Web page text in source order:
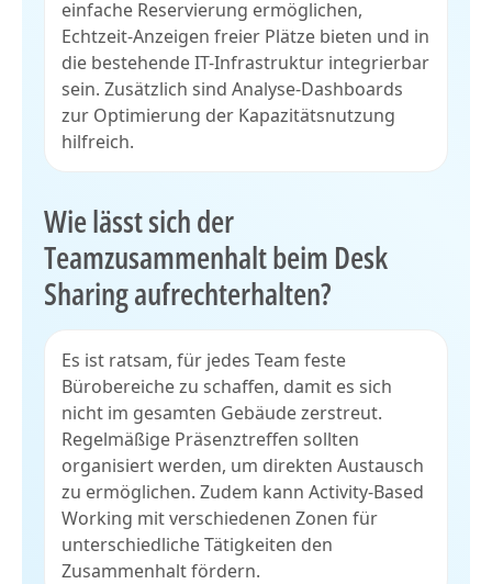
einfache Reservierung ermöglichen,
Echtzeit-Anzeigen freier Plätze bieten und in
die bestehende IT-Infrastruktur integrierbar
sein. Zusätzlich sind Analyse-Dashboards
zur Optimierung der Kapazitätsnutzung
hilfreich.
Wie lässt sich der
Teamzusammenhalt beim Desk
Sharing aufrechterhalten?
Es ist ratsam, für jedes Team feste
Bürobereiche zu schaffen, damit es sich
nicht im gesamten Gebäude zerstreut.
Regelmäßige Präsenztreffen sollten
organisiert werden, um direkten Austausch
zu ermöglichen. Zudem kann Activity-Based
Working mit verschiedenen Zonen für
unterschiedliche Tätigkeiten den
Zusammenhalt fördern.